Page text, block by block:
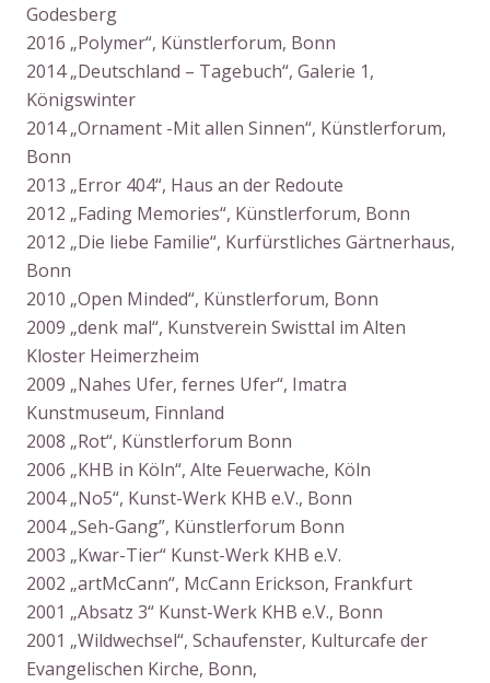
Godesberg
2016 „Polymer“, Künstlerforum, Bonn
2014 „Deutschland – Tagebuch“, Galerie 1,
Königswinter
2014 „Ornament -Mit allen Sinnen“, Künstlerforum,
Bonn
2013 „Error 404“, Haus an der Redoute
2012 „Fading Memories“, Künstlerforum, Bonn
2012 „Die liebe Familie“, Kurfürstliches Gärtnerhaus,
Bonn
2010 „Open Minded“, Künstlerforum, Bonn
2009 „denk mal“, Kunstverein Swisttal im Alten
Kloster Heimerzheim
2009 „Nahes Ufer, fernes Ufer“, Imatra
Kunstmuseum, Finnland
2008 „Rot“, Künstlerforum Bonn
2006 „KHB in Köln“, Alte Feuerwache, Köln
2004 „No5“, Kunst-Werk KHB e.V., Bonn
2004 „Seh-Gang”, Künstlerforum Bonn
2003 „Kwar-Tier“ Kunst-Werk KHB e.V.
2002 „artMcCann“, McCann Erickson, Frankfurt
2001 „Absatz 3“ Kunst-Werk KHB e.V., Bonn
2001 „Wildwechsel“, Schaufenster, Kulturcafe der
Evangelischen Kirche, Bonn,